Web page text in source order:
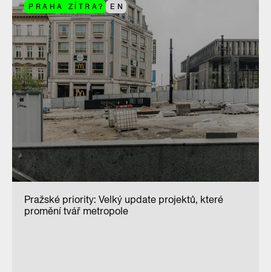
PRAHA ZÍTRA? EN
Pražské priority: Velký update projektů, které
promění tvář metropole